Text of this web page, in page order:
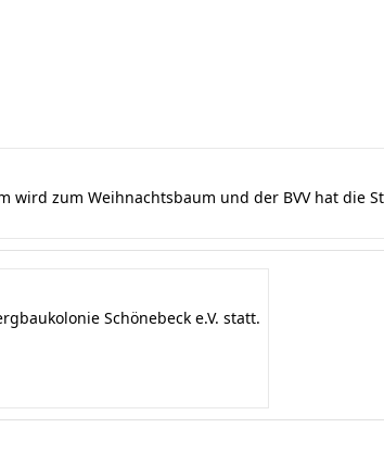
zum Weihnachtsbaum und der BVV hat die
Schönebeck e.V. statt.